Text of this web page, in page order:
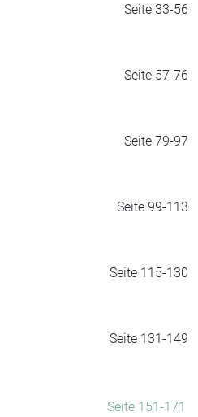
Seite 33-56
Seite 57-76
Seite 79-97
Seite 99-113
Seite 115-130
Seite 131-149
Seite 151-171